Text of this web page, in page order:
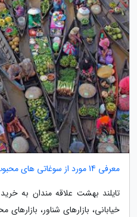
معرفی 14 مورد از سوغاتی های محبوب تایلند
تایلند بهشت علاقه مندان به
خیابانی، بازارهای شناور،